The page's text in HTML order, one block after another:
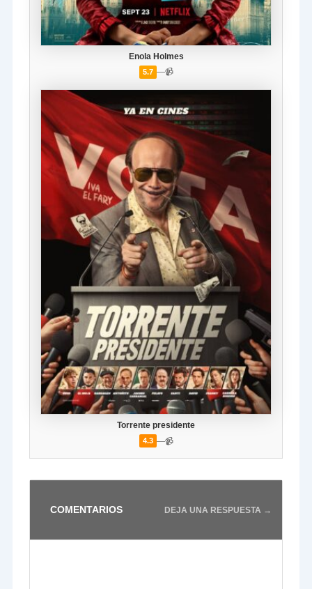
Enola Holmes
5.7 —📹
Torrente presidente
4.3 —📹
COMENTARIOS DEJA UNA RESPUESTA →